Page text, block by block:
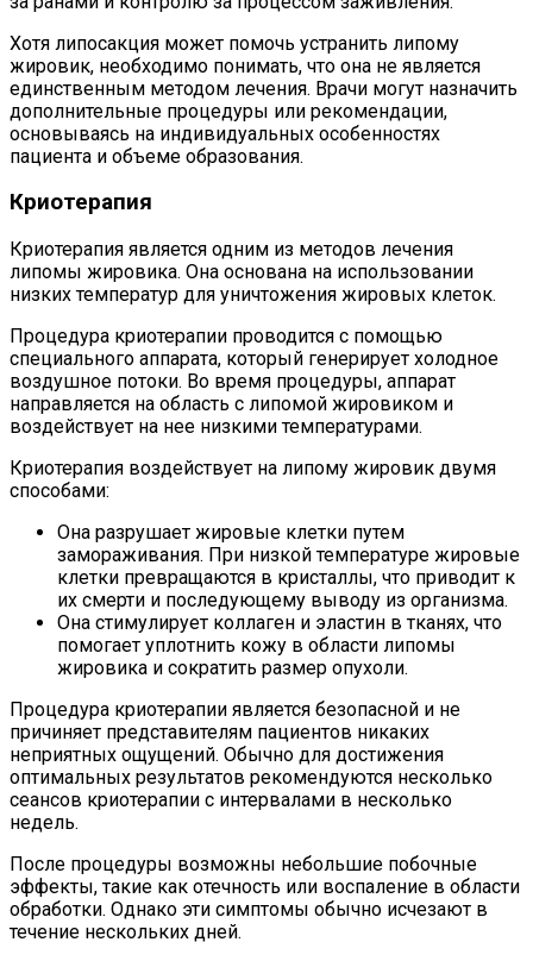
Хотя липосакция может помочь устранить липому
жировик, необходимо понимать, что она не является
единственным методом лечения. Врачи могут назначить
дополнительные процедуры или рекомендации,
основываясь на индивидуальных особенностях
пациента и объеме образования.
Криотерапия
Криотерапия является одним из методов лечения
липомы жировика. Она основана на использовании
низких температур для уничтожения жировых клеток.
Процедура криотерапии проводится с помощью
специального аппарата, который генерирует холодное
воздушное потоки. Во время процедуры, аппарат
направляется на область с липомой жировиком и
воздействует на нее низкими температурами.
Криотерапия воздействует на липому жировик двумя
способами:
Она разрушает жировые клетки путем
замораживания. При низкой температуре жировые
клетки превращаются в кристаллы, что приводит к
их смерти и последующему выводу из организма.
Она стимулирует коллаген и эластин в тканях, что
помогает уплотнить кожу в области липомы
жировика и сократить размер опухоли.
Процедура криотерапии является безопасной и не
причиняет представителям пациентов никаких
неприятных ощущений. Обычно для достижения
оптимальных результатов рекомендуются несколько
сеансов криотерапии с интервалами в несколько
недель.
После процедуры возможны небольшие побочные
эффекты, такие как отечность или воспаление в области
обработки. Однако эти симптомы обычно исчезают в
течение нескольких дней.